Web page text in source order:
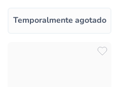
Temporalmente agotado